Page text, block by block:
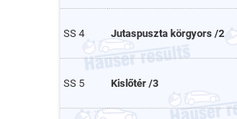
SS 4 Jutaspuszta körgyors /2
SS 5 Kislőtér /3